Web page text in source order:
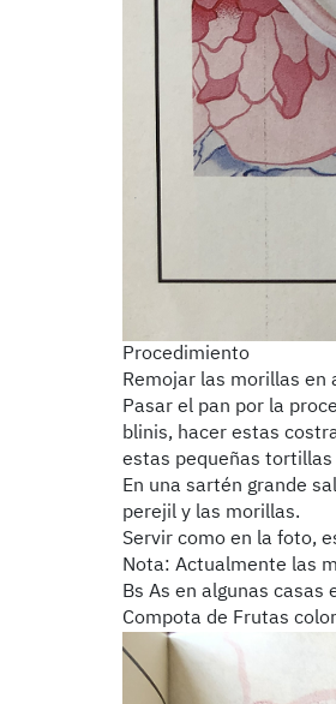
Procedimiento
Remojar las morillas en
Pasar el pan por la
blinis, hacer estas
estas pequeñas
En una sartén grande
perejil y las morillas.
Servir como en la foto,
Nota: Actualmente las
Bs As en algunas casas
Compota de Frutas